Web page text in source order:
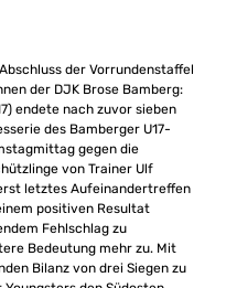
der Vorrundenstaffel
der DJK Brose Bamberg:
endete nach zuvor sieben
des Bamberger U17-
gegen die
von Trainer Ulf
letztes Aufeinandertreffen
positiven Resultat
Fehlschlag zu
Bedeutung mehr zu. Mit
Bilanz von drei Siegen zu